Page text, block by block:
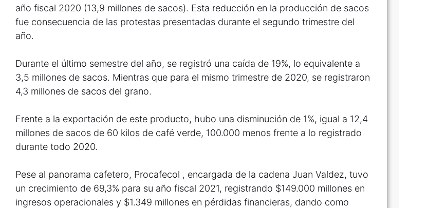
año fiscal 2020 (13,9 millones de sacos). Esta reducción en la producción de sacos
fue consecuencia de las protestas presentadas durante el segundo trimestre del
año.
Durante el último semestre del año, se registró una caída de 19%, lo equivalente a
3,5 millones de sacos. Mientras que para el mismo trimestre de 2020, se registraron
4,3 millones de sacos del grano.
Frente a la exportación de este producto, hubo una disminución de 1%, igual a 12,4
millones de sacos de 60 kilos de café verde, 100.000 menos frente a lo registrado
durante todo 2020.
Pese al panorama cafetero, Procafecol , encargada de la cadena Juan Valdez, tuvo
un crecimiento de 69,3% para su año fiscal 2021, registrando $149.000 millones en
ingresos operacionales y $1.349 millones en pérdidas financieras, dando como